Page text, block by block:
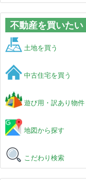
不動産を買いたい
土地を買う
中古住宅を買う
遊び用・訳あり物件
地図から探す
こだわり検索